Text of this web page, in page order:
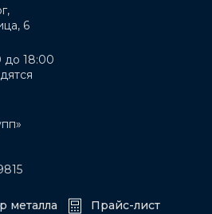
6
до 18:00
металла Прайс-лист